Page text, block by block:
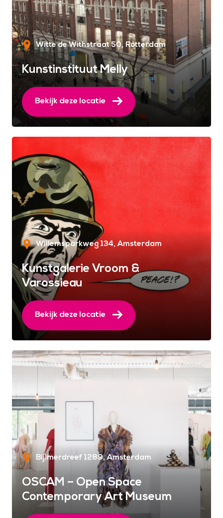
Witte de Withstraat 50 Rotterdam
Kunstinstituut Melly
Bekijk deze locatie
Willemsparkweg 134 Amsterdam
Kunstgalerie Vroom &
Varossieau
Bekijk deze locatie
Bijlmerdreef 1289 Amsterdam
OSCAM – Open Space
Contemporary Art Museum